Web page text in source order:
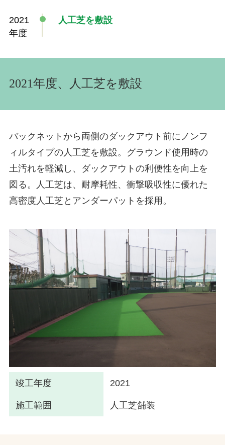
2021
年度
人工芝を敷設
2021年度、人工芝を敷設
バックネットから両側のダックアウト前にノンフ
ィルタイプの人工芝を敷設。グラウンド使用時の
土汚れを軽減し、ダックアウトの利便性を向上を
図る。人工芝は、耐摩耗性、衝撃吸収性に優れた
高密度人工芝とアンダーパットを採用。
竣工年度 2021
施工範囲 人工芝舗装